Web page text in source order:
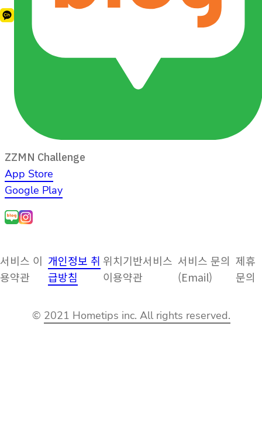
ZZMN Challenge
App Store
Google Play
서비스 이
용약관
개인정보 취
급방침
위치기반서비스
이용약관
서비스 문의
(Email)
제휴
문의
© 2021 Hometips inc. All rights reserved.